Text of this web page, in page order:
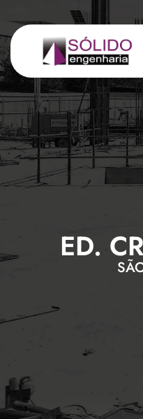
ED.